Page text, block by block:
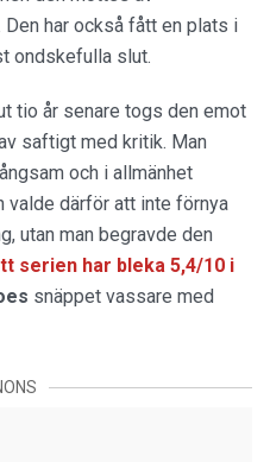
har också fått en plats i
ondskefulla slut.
tio år senare togs den emot
saftigt med kritik. Man
och i allmänhet
valde därför att inte förnya
utan man begravde den
serien har bleka 5,4/10 i
snäppet vassare med